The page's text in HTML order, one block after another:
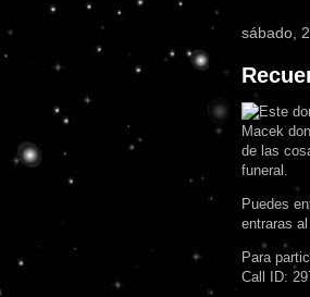
sábado,
Este
Macek
de las
funeral.
Puedes
entraras
Para
Call ID: